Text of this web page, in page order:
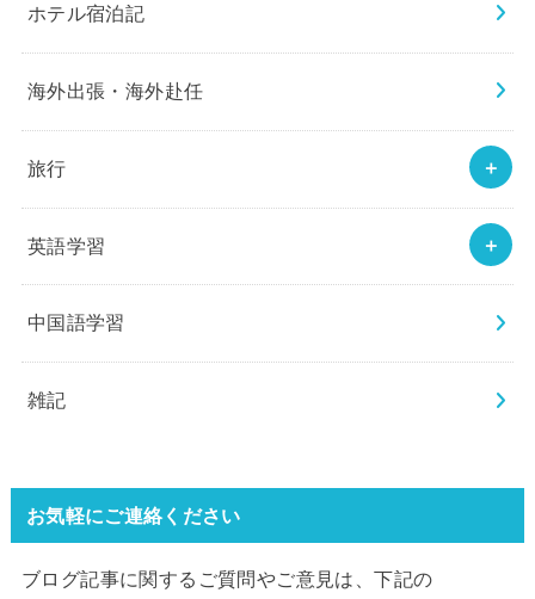
ホテル宿泊記
海外出張・海外赴任
旅行
英語学習
中国語学習
雑記
お気軽にご連絡ください
ブログ記事に関するご質問やご意見は、下記の